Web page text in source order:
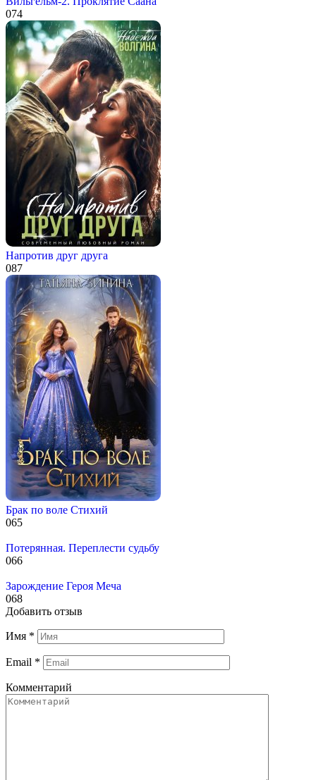
074
Напротив друг друга
087
Брак по воле Стихий
065
Потерянная. Переплести судьбу
066
Зарождение Героя Меча
068
Добавить отзыв
Имя *
Email *
Комментарий